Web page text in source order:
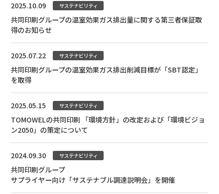
2025.10.09 サステナビリティ
共同印刷グループの温室効果ガス排出量に関する第三者保証取
得のお知らせ
2025.07.22 サステナビリティ
共同印刷グループの温室効果ガス排出削減目標が「SBT認定」
を取得
2025.05.15 サステナビリティ
TOMOWELの共同印刷 「環境方針」の改定および「環境ビジョ
ン2050」の策定について
2024.09.30 サステナビリティ
共同印刷グループ
サプライヤー向け「サステナブル調達説明会」を開催